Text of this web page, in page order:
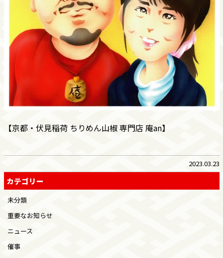
【京都・伏見稲荷 ちりめん山椒 専門店 庵an】
2023.03.23
カテゴリー
未分類
重要なお知らせ
ニュース
催事